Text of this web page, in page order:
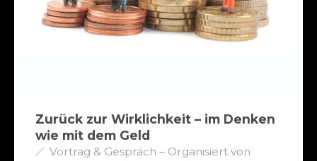
Zurück zur Wirklichkeit – im Denken
wie mit dem Geld
Vortrag & Gespräch – Organisiert von